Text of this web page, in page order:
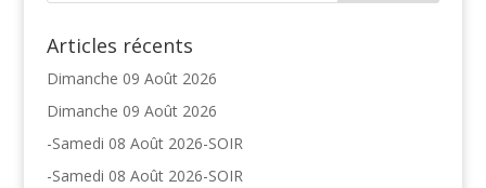
Articles récents
Dimanche 09 Août 2026
Dimanche 09 Août 2026
-Samedi 08 Août 2026-SOIR
-Samedi 08 Août 2026-SOIR